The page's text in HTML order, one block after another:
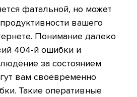
фатальной, но может
вашего
Понимание далеко
404-й ошибки и
за состоянием
вам своевременно
Такие оперативные